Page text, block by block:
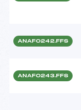
ANAF0242.FFS
ANAF0243.FFS